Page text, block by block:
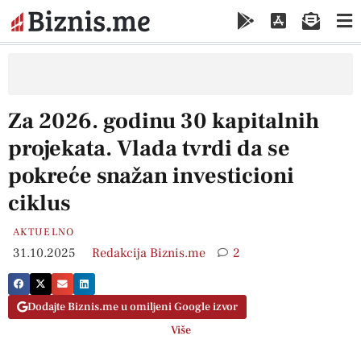
Za 2026. godinu 30 kapitalnih
projekata. Vlada tvrdi da se
pokreće snažan investicioni
ciklus
AKTUELNO
31.10.2025 Redakcija Biznis.me 2
Dodajte Biznis.me u omiljeni Google izvor
Više